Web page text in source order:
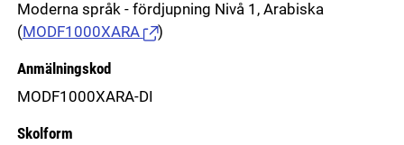
Moderna språk - fördjupning Nivå 1, Arabiska
(MODF1000XARA )
Anmälningskod
MODF1000XARA-DI
Skolform